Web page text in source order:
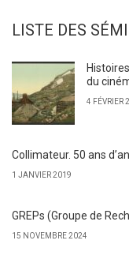
LISTE DES
du
4 FÉVRIER
Collimateur. 50 ans
1 JANVIER 2019
GREPs (Groupe de
15 NOVEMBRE 2024